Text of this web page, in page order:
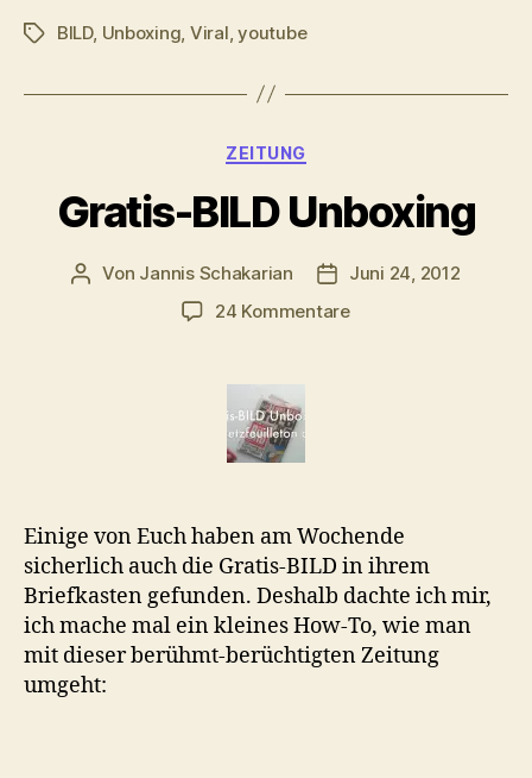
Schlagwörter
BILD, Unboxing, Viral,youtube
Kategorien
ZEITUNG
Gratis-BILD Unboxing
Beitragsautor
Von Jannis Schakarian Veröffentlichungsdatum
Juni 24, 2012
24 Kommentarezu
Einige von Euch haben am Wochende
sicherlich auch die Gratis-BILD in ihrem
Briefkasten gefunden. Deshalb dachte ich mir,
ich mache mal ein kleines How-To, wie man
mit dieser berühmt-berüchtigten Zeitung
umgeht: